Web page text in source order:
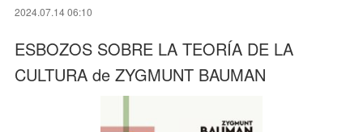
2024.07.14 06:10
ESBOZOS SOBRE LA TEORÍA DE LA
CULTURA de ZYGMUNT BAUMAN